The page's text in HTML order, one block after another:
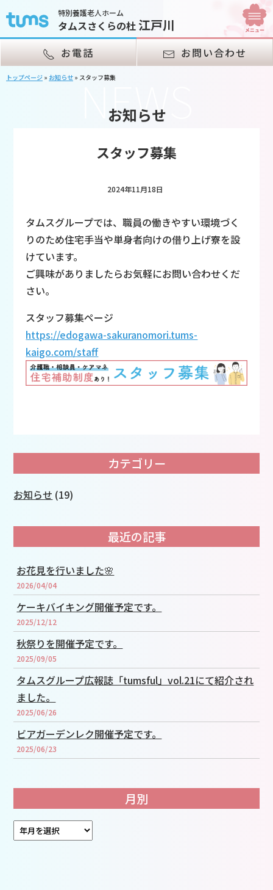
特別養護老人ホーム
タムスさくらの杜 江戸川
お電話 お問い合わせ
トップページ » お知らせ » スタッフ募集
NEWS
お知らせ
スタッフ募集
2024年11月18日
タムスグループでは、職員の働きやすい環境づく
りのため住宅手当や単身者向けの借り上げ寮を設
けています。
ご興味がありましたらお気軽にお問い合わせくだ
さい。
スタッフ募集ページ
https://edogawa-sakuranomori.tums-
kaigo.com/staff
カテゴリー
お知らせ (19)
最近の記事
お花見を行いました🌸
2026/04/04
ケーキバイキング開催予定です。
2025/12/12
秋祭りを開催予定です。
2025/09/05
タムスグループ広報誌「tumsful」vol.21にて紹介され
ました。
2025/06/26
ビアガーデンレク開催予定です。
2025/06/23
月別